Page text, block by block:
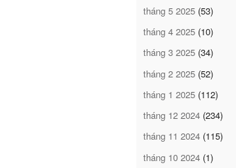
tháng 5 2025 (53)
tháng 4 2025 (10)
tháng 3 2025 (34)
tháng 2 2025 (52)
tháng 1 2025 (112)
tháng 12 2024 (234)
tháng 11 2024 (115)
tháng 10 2024 (1)